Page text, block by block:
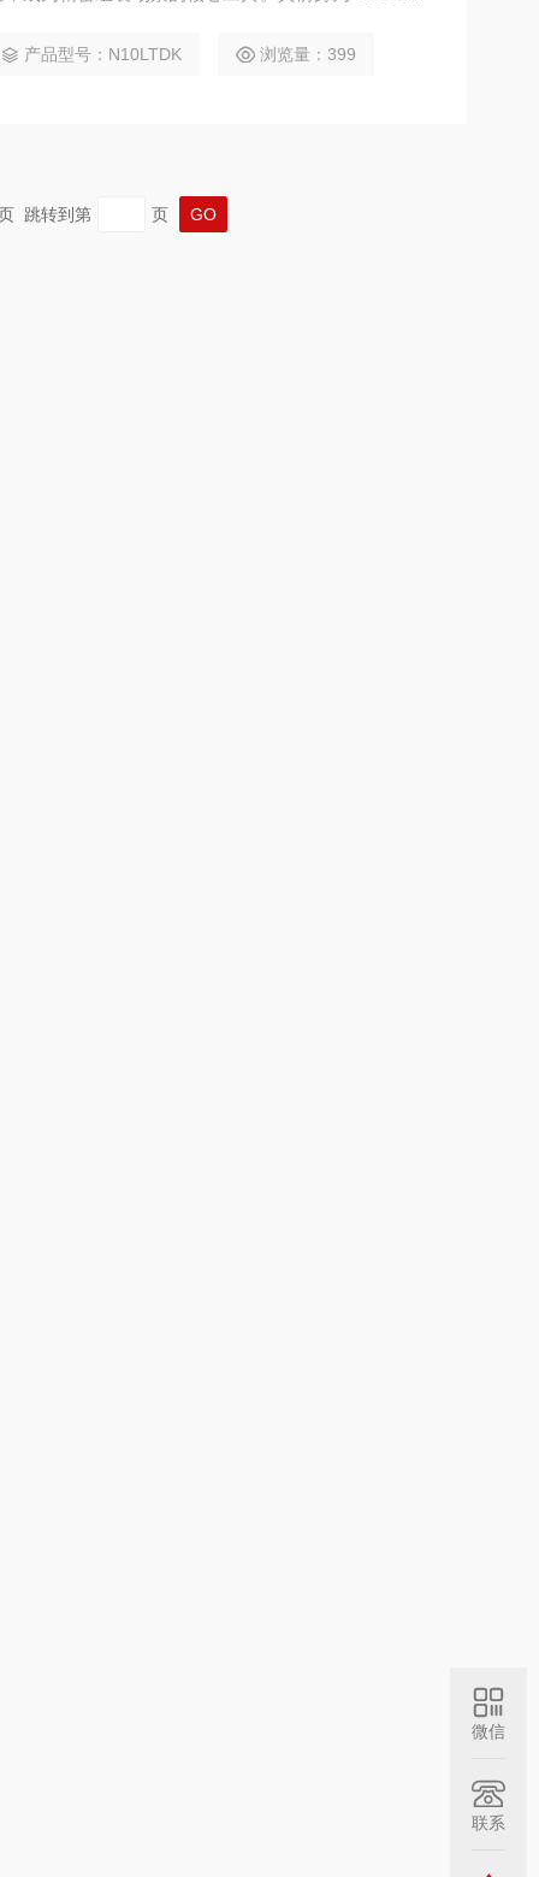
星产品。​ 可调扭矩是其核心亮点，扭矩调节范围覆
产品型号：N10LTDK 浏览量：399
跳转到第 页
微信
联系